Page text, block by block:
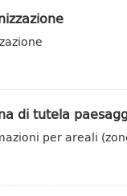
di tutela
per areali